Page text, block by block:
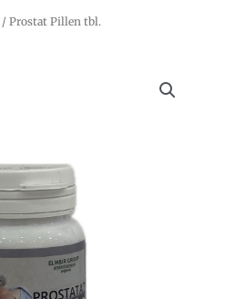
/ Prostat Pillen tbl.